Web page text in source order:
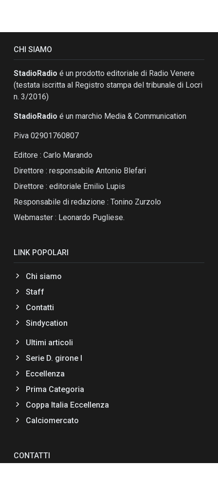
CHI SIAMO
StadioRadio é un prodotto editoriale di Radio Venere
(testata iscritta al Registro stampa del tribunale di Locri
n. 3/2016)
StadioRadio é un marchio Media & Communication
P.iva 02901760807
Editore : Carlo Marando
Direttore : responsabile Antonio Blefari
Direttore : editoriale Emilio Lupis
Responsabile di redazione : Tonino Zurzolo
Webmaster : Leonardo Pugliese.
LINK POPOLARI
Chi siamo
Staff
Contatti
Sindycation
Ultimi articoli
Serie D. girone I
Eccellenza
Prima Categoria
Coppa Italia Eccellenza
Calciomercato
CONTATTI